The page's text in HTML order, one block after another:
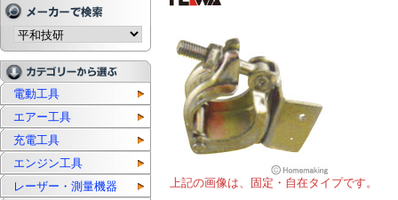
電動工具
エアー工具
充電工具
エンジン工具
レーザー・測量機器
上記の画像は、固定・自在タイプです。